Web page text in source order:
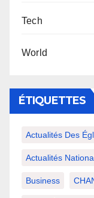
Tech
World
ÉTIQUETTES
Actualités Des
Actualités
Business